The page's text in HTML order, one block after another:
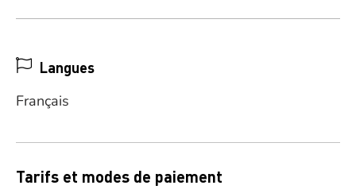
Langues
Français
Tarifs et modes de paiement